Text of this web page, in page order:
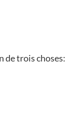
de trois choses: